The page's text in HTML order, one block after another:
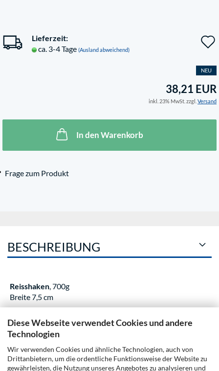
Diese Webseite verwendet Cookies und andere
Technologien
Wir verwenden Cookies und ähnliche Technologien, auch von
Drittanbietern, um die ordentliche Funktionsweise der Website zu
gewährleisten, die Nutzung unseres Angebotes zu analysieren und
Lieferzeit:
ca. 3-4 Tage (Ausland abweichend)
NEU
38,21 EUR
inkl. 23% MwSt. zzgl. Versand
In den Warenkorb
Frage zum Produkt
BESCHREIBUNG
Reisshaken, 700g
Breite 7,5 cm
KUNDENREZENSIONEN